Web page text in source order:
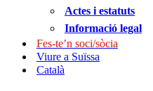
Actes i estatuts
Informació legal
Fes-te’n soci/sòcia
Viure a Suïssa
Català